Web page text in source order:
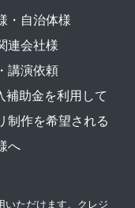
・自治体様
連会社様
講演依頼
補助金を利用して
制作を希望される
へ
いただけます。クレジ